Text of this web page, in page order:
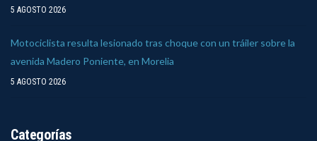
5 AGOSTO 2026
Motociclista resulta lesionado tras choque con un tráiler sobre la
avenida Madero Poniente, en Morelia
5 AGOSTO 2026
Categorías